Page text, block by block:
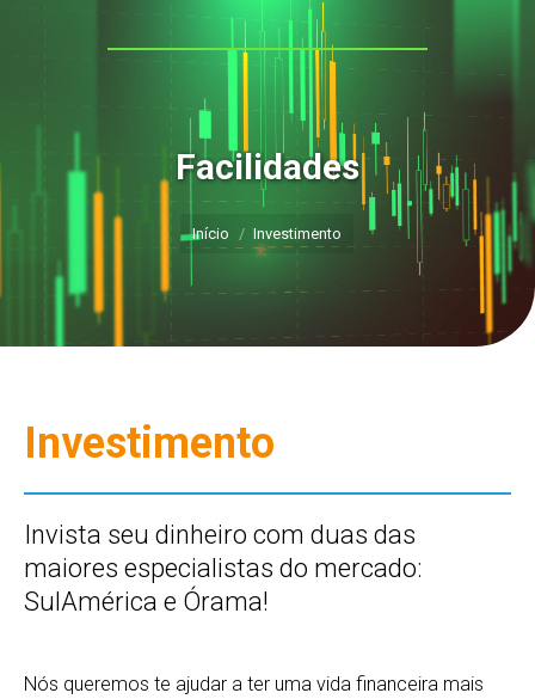
Facilidades
Você está aqui:
Início Investimento
Investimento
Invista seu dinheiro com duas das
maiores especialistas do mercado:
SulAmérica e Órama!
Nós queremos te ajudar a ter uma vida financeira mais